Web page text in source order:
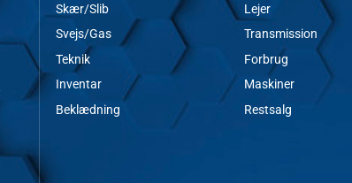
Skær/Slib
Svejs/Gas
Teknik
Inventar
Beklædning
Lejer
Transmission
Forbrug
Maskiner
Restsalg